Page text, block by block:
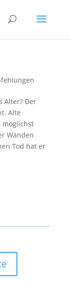
Alter? Der
Alte
möglichst
Wänden
Tod hat er